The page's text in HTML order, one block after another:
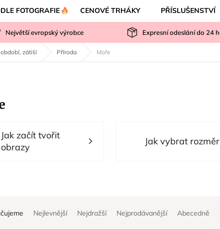
FOTOGRAFIE CENOVÉ TRHÁKY PŘÍSLUŠENSTVÍ
Největší evropský výrobce Expresní odeslání do 24
zátiší Příroda Moře
Nejlevnější Nejdražší Nejprodávanější Abecedně
Jak začít tvořit
obrazy
Jak vybrat rozměr